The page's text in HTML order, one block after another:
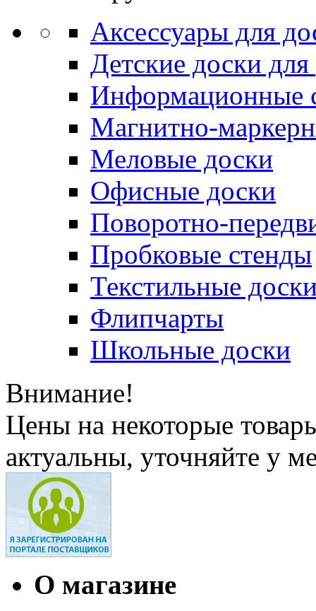
Аксессуары для
Детские доски
Информационные
Магнитно-
Меловые доски
Офисные доски
Поворотно-
Пробковые стенды
Текстильные
Флипчарты
Школьные доски
Внимание!
Цены на некоторые
актуальны, уточняйте у
О магазине